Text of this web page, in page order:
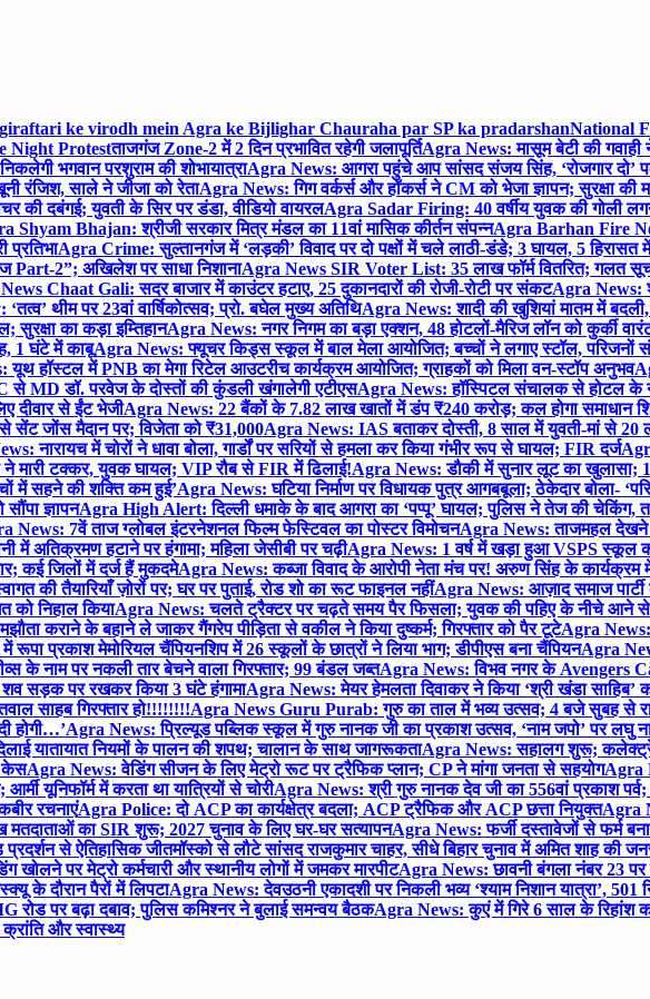
ke virodh mein Agra ke Bijlighar Chauraha par SP ka pradarshanNational
Night Protestताजगंज Zone-2 में 2 दिन प्रभावित रहेगी जलापूर्तिAgra News: मासूम बेटी की
भगवान परशुराम की शोभायात्राAgra News: आगरा पहुंचे आप सांसद संजय सिंह, ‘रोजगार दो’
रंजिश, साले ने जीजा को रेताAgra News: गिग वर्कर्स और हॉकर्स ने CM को भेजा ज्ञापन; सुरक्षा की
की दबंगई; युवती के सिर पर डंडा, वीडियो वायरलAgra Sadar Firing: 40 वर्षीय युवक की गोली
Shyam Bhajan: श्रीजी सरकार मित्र मंडल का 11वां मासिक कीर्तन संपन्नAgra Barhan Fire
प्रतिभाAgra Crime: सुल्तानगंज में ‘लड़की’ विवाद पर दो पक्षों में चले लाठी-डंडे; 3 घायल, 5 हिरासत में
Part-2”; अखिलेश पर साधा निशानाAgra News SIR Voter List: 35 लाख फॉर्म वितरित; गलत
Chaat Gali: सदर बाजार में काउंटर हटाए, 25 दुकानदारों की रोजी-रोटी पर संकटAgra News:
थीम पर 23वां वार्षिकोत्सव; प्रो. बघेल मुख्य अतिथिAgra News: शादी की खुशियां मातम में बदली,
सुरक्षा का कड़ा इम्तिहानAgra News: नगर निगम का बड़ा एक्शन, 48 होटलों-मैरिज लॉन को कुर्की
1 घंटे में काबूAgra News: फ्यूचर किड्स स्कूल में बाल मेला आयोजित; बच्चों ने लगाए स्टॉल, परिजनों
यूथ हॉस्टल में PNB का मेगा रिटेल आउटरीच कार्यक्रम आयोजित; ग्राहकों को मिला वन-स्टॉप अनुभव
से MD डॉ. परवेज के दोस्तों की कुंडली खंगालेगी एटीएसAgra News: हॉस्पिटल संचालक से होटल के
दीवार से ईंट भेजीAgra News: 22 बैंकों के 7.82 लाख खातों में डंप ₹240 करोड़; कल होगा समाधान
सेंट जोंस मैदान पर; विजेता को ₹31,000Agra News: IAS बताकर दोस्ती, 8 साल में युवती-मां से
नारायच में चोरों ने धावा बोला, गार्डों पर सरियों से हमला कर किया गंभीर रूप से घायल; FIR दर्ज
मारी टक्कर, युवक घायल; VIP रौब से FIR में ढिलाई!Agra News: डौकी में सुनार लूट का खुलासा;
में सहने की शक्ति कम हुई’Agra News: घटिया निर्माण पर विधायक पुत्र आगबबूला; ठेकेदार बोला-
सौंपा ज्ञापनAgra High Alert: दिल्ली धमाके के बाद आगरा का ‘पप्पू’ घायल; पुलिस ने तेज की चेकिंग,
News: 7वें ताज ग्लोबल इंटरनेशनल फिल्म फेस्टिवल का पोस्टर विमोचनAgra News: ताजमहल देखने
में अतिक्रमण हटाने पर हंगामा; महिला जेसीबी पर चढ़ीAgra News: 1 वर्ष में खड़ा हुआ VSPS स्कूल का
कई जिलों में दर्ज हैं मुकदमेAgra News: कब्जा विवाद के आरोपी नेता मंच पर! अरुण सिंह के कार्यक्रम
की तैयारियाँ ज़ोरों पर; घर पर पुताई, रोड शो का रूट फाइनल नहींAgra News: आज़ाद समाज पार्टी
को निहाल कियाAgra News: चलते ट्रैक्टर पर चढ़ते समय पैर फिसला; युवक की पहिए के नीचे आने से
कराने के बहाने ले जाकर गैंगरेप पीड़िता से वकील ने किया दुष्कर्म; गिरफ्तार को पैर टूटेAgra News:
प्रकाश मेमोरियल चैंपियनशिप में 26 स्कूलों के छात्रों ने लिया भाग; डीपीएस बना चैंपियनAgra
के नाम पर नकली तार बेचने वाला गिरफ्तार; 99 बंडल जब्तAgra News: विभव नगर के Avengers
शव सड़क पर रखकर किया 3 घंटे हंगामाAgra News: मेयर हेमलता दिवाकर ने किया ‘श्री खंडा साहिब’
साहब गिरफ्तार हो!!!!!!!!Agra News Guru Purab: गुरु का ताल में भव्य उत्सव; 4 बजे सुबह से
होगी…’Agra News: प्रिल्यूड पब्लिक स्कूल में गुरु नानक जी का प्रकाश उत्सव, ‘नाम जपो’ पर लघु
यातायात नियमों के पालन की शपथ; चालान के साथ जागरूकताAgra News: सहालग शुरू;
केसAgra News: वेडिंग सीजन के लिए मेट्रो रूट पर ट्रैफिक प्लान; CP ने मांगा जनता से सहयोगAgra
यूनिफॉर्म में करता था यात्रियों से चोरीAgra News: श्री गुरु नानक देव जी का 556वां प्रकाश पर्व;
रचनाएंAgra Police: दो ACP का कार्यक्षेत्र बदला; ACP ट्रैफिक और ACP छत्ता नियुक्तAgra
का SIR शुरू; 2027 चुनाव के लिए घर-घर सत्यापनAgra News: फर्जी दस्तावेजों से फर्म
प्रदर्शन से ऐतिहासिक जीतमॉस्को से लौटे सांसद राजकुमार चाहर, सीधे बिहार चुनाव में अमित शाह की
खोलने पर मेट्रो कर्मचारी और स्थानीय लोगों में जमकर मारपीटAgra News: छावनी बंगला नंबर 23
के दौरान पैरों में लिपटाAgra News: देवउठनी एकादशी पर निकली भव्य ‘श्याम निशान यात्रा’, 501
रोड पर बढ़ा दबाव; पुलिस कमिश्नर ने बुलाई समन्वय बैठकAgra News: कुएं में गिरे 6 साल के रिहांश
और स्वास्थ्य